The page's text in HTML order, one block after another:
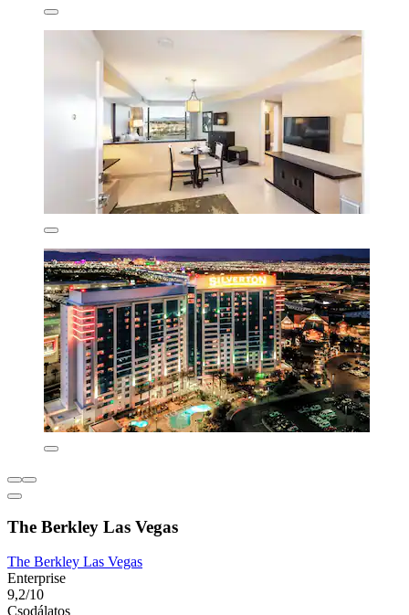
The Berkley Las Vegas
The Berkley Las Vegas
Enterprise
9,2/10
Csodálatos